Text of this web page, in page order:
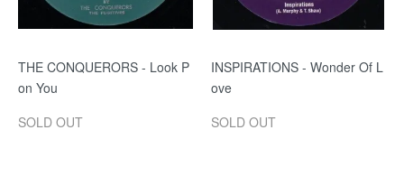
THE CONQUERORS - Look P
on You
SOLD OUT
INSPIRATIONS - Wonder Of L
ove
SOLD OUT